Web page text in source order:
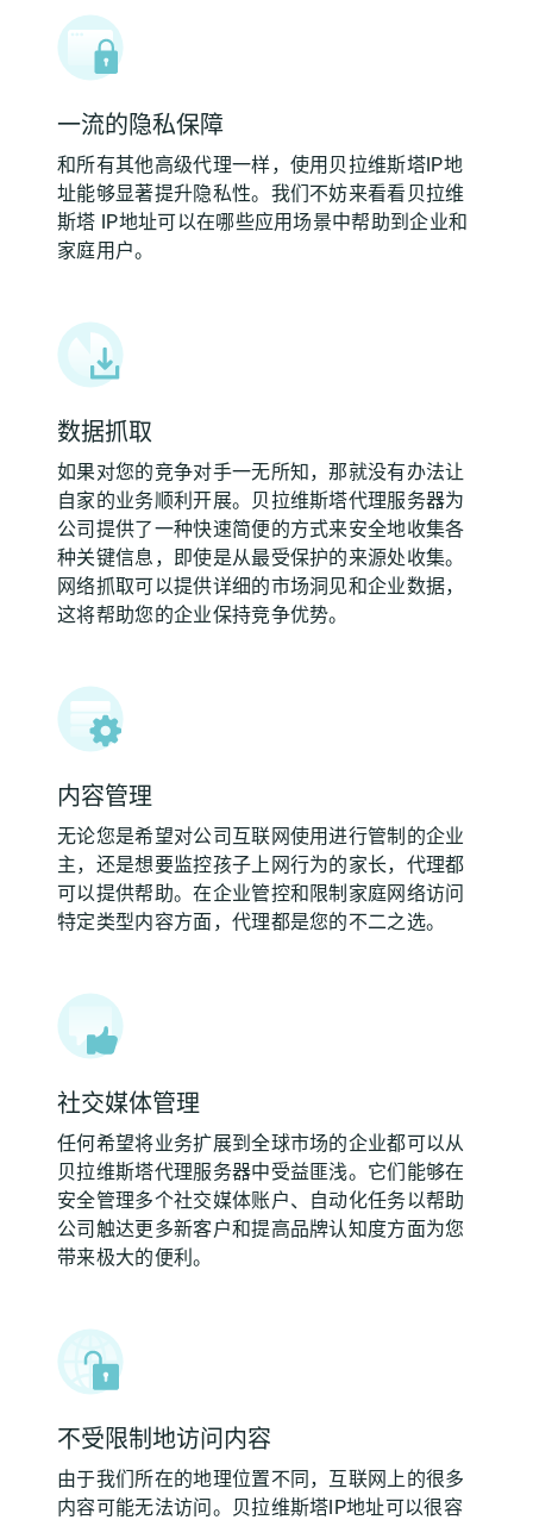
一流的隐私保障
和所有其他高级代理一样，使用贝拉维斯塔IP地
址能够显著提升隐私性。我们不妨来看看贝拉维
斯塔 IP地址可以在哪些应用场景中帮助到企业和
家庭用户。
数据抓取
如果对您的竞争对手一无所知，那就没有办法让
自家的业务顺利开展。贝拉维斯塔代理服务器为
公司提供了一种快速简便的方式来安全地收集各
种关键信息，即使是从最受保护的来源处收集。
网络抓取可以提供详细的市场洞见和企业数据，
这将帮助您的企业保持竞争优势。
内容管理
无论您是希望对公司互联网使用进行管制的企业
主，还是想要监控孩子上网行为的家长，代理都
可以提供帮助。在企业管控和限制家庭网络访问
特定类型内容方面，代理都是您的不二之选。
社交媒体管理
任何希望将业务扩展到全球市场的企业都可以从
贝拉维斯塔代理服务器中受益匪浅。它们能够在
安全管理多个社交媒体账户、自动化任务以帮助
公司触达更多新客户和提高品牌认知度方面为您
带来极大的便利。
不受限制地访问内容
由于我们所在的地理位置不同，互联网上的很多
内容可能无法访问。贝拉维斯塔IP地址可以很容